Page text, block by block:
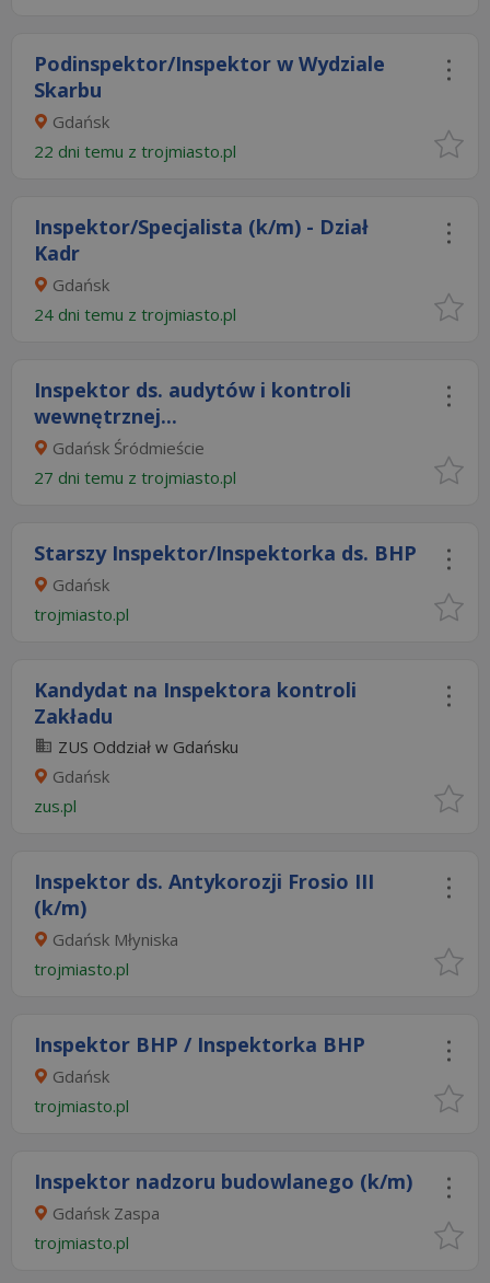
Podinspektor/Inspektor w Wydziale
Skarbu
Gdańsk
22 dni temu z trojmiasto.pl
Inspektor/Specjalista (k/m) - Dział
Kadr
Gdańsk
24 dni temu z trojmiasto.pl
Inspektor ds. audytów i kontroli
wewnętrznej...
Gdańsk Śródmieście
27 dni temu z trojmiasto.pl
Starszy Inspektor/Inspektorka ds. BHP
Gdańsk
trojmiasto.pl
Kandydat na Inspektora kontroli
Zakładu
ZUS Oddział w Gdańsku
Gdańsk
zus.pl
Inspektor ds. Antykorozji Frosio III
(k/m)
Gdańsk Młyniska
trojmiasto.pl
Inspektor BHP / Inspektorka BHP
Gdańsk
trojmiasto.pl
Inspektor nadzoru budowlanego (k/m)
Gdańsk Zaspa
trojmiasto.pl